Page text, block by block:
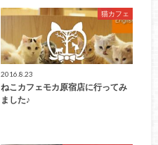
猫カフェ
2016.8.23
ねこカフェモカ原宿店に行ってみ
ました♪